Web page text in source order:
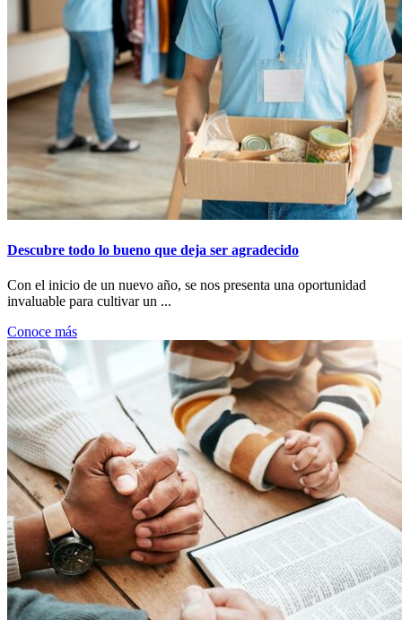
Descubre todo lo bueno que deja ser agradecido
Con el inicio de un nuevo año, se nos presenta una oportunidad
invaluable para cultivar un ...
Conoce más